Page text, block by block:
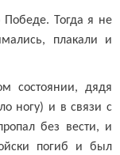
Тогда я не
плакали и
состоянии, дядя
ногу) и в связи с
без вести, и
погиб и был